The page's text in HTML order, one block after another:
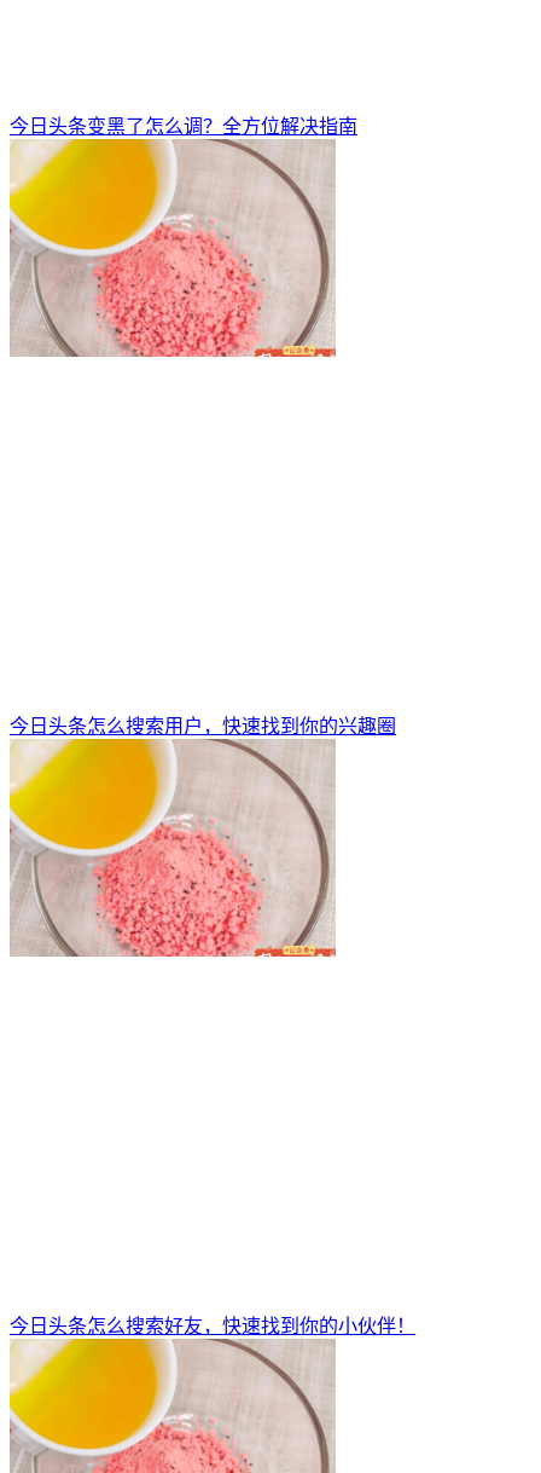
今日头条变黑了怎么调？全方位解决指南
今日头条怎么搜索用户，快速找到你的兴趣圈
今日头条怎么搜索好友，快速找到你的小伙伴！